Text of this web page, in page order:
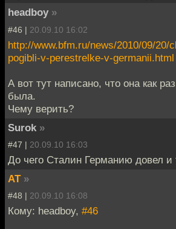
headboy »
#46 | 20.09.10 16:02
http://www.bfm.ru/news/2010/09/20/
pogibli-v-perestrelke-v-germanii.html
А вот тут написано, что она как
была.
Чему верить?
Surok »
#47 | 20.09.10 16:03
До чего Сталин Германию довел и
AT »
#48 | 20.09.10 16:08
Кому: headboy, #46